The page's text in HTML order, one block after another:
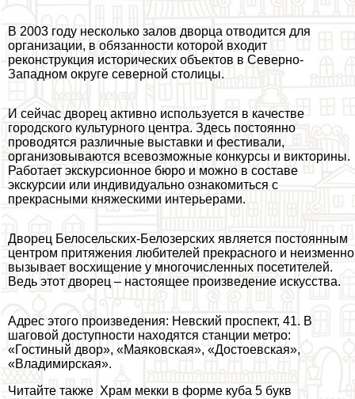
В 2003 году несколько залов дворца отводится для
организации, в обязанности которой входит
реконструкция исторических объектов в Северно-
Западном округе северной столицы.
И сейчас дворец активно используется в качестве
городского культурного центра. Здесь постоянно
проводятся различные выставки и фестивали,
организовываются всевозможные конкурсы и викторины.
Работает экскурсионное бюро и можно в составе
экскурсии или индивидуально ознакомиться с
прекрасными княжескими интерьерами.
Дворец Белосельских-Белозерских является постоянным
центром притяжения любителей прекрасного и неизменно
вызывает восхищение у многочисленных посетителей.
Ведь этот дворец – настоящее произведение искусства.
Адрес этого произведения: Невский проспект, 41. В
шаговой доступности находятся станции метро:
«Гостиный двор», «Маяковская», «Достоевская»,
«Владимирская».
Читайте также Храм мекки в форме куба 5 букв